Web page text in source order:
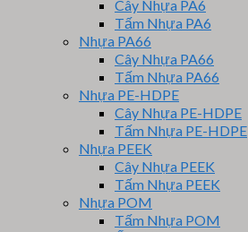
Cây Nhựa PA6
Tấm Nhựa PA6
Nhựa PA66
Cây Nhựa PA66
Tấm Nhựa PA66
Nhựa PE-HDPE
Cây Nhựa PE-HDPE
Tấm Nhựa PE-HDPE
Nhựa PEEK
Cây Nhựa PEEK
Tấm Nhựa PEEK
Nhựa POM
Tấm Nhựa POM